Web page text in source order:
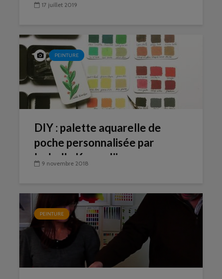
17 juillet 2019
PEINTURE
DIY : palette aquarelle de
poche personnalisée par
Isabelle Kessedjian
9 novembre 2018
PEINTURE